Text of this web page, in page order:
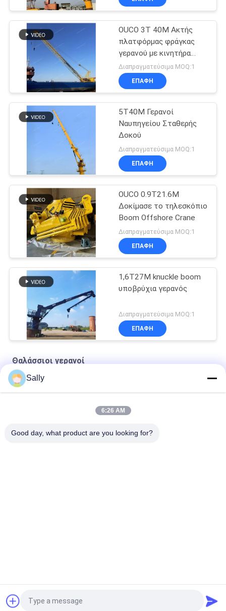
καθηκόντων
OUCO 3T 40M Ακτής
πλατφόρμας φράγκας
γερανού με κινητήρα
ντίζελ
Διαπραγματεύσιμα MOQ:1
ΕΠΑΦΉ
5T40M Γερανοί
Ναυπηγείου Σταθερής
Δοκού
Διαπραγματεύσιμα MOQ:1
ΕΠΑΦΉ
OUCO 0.9T21.6M
Δοκίμασε το τηλεσκόπιο
Boom Offshore Crane
Διαπραγματεύσιμα MOQ:1
ΕΠΑΦΉ
1,6T27M knuckle boom
υποβρύχια γερανός
Διαπραγματεύσιμα MOQ:1
ΕΠΑΦΉ
Θαλάσσιοι γερανοί
Ναυτικό συρματόσχοινο Premium OUCO
Αίτηση κράτησης
Sally
6:26 AM
Good day, what product are you looking for?